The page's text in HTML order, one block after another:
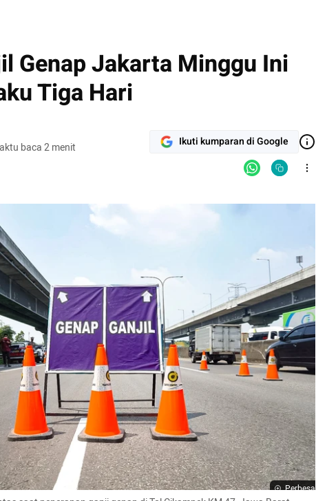
Genap Jakarta Minggu Ini
Tiga Hari
baca 2 menit Ikuti kumparan di Google
Perbesar